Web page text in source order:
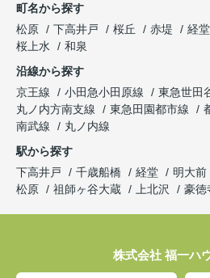
町名から探す
松原
下高井戸 桜丘 赤堤 経堂
桜上水
和泉
沿線から探す
京王線
小田急小田原線 東急世田
丸ノ内方南支線
東急田園都市線
南武線
丸ノ内線
駅から探す
下高井戸
千歳船橋 経堂 明大前
松原
祖師ヶ谷大蔵 上北沢 豪徳
株式会社 福一ハ